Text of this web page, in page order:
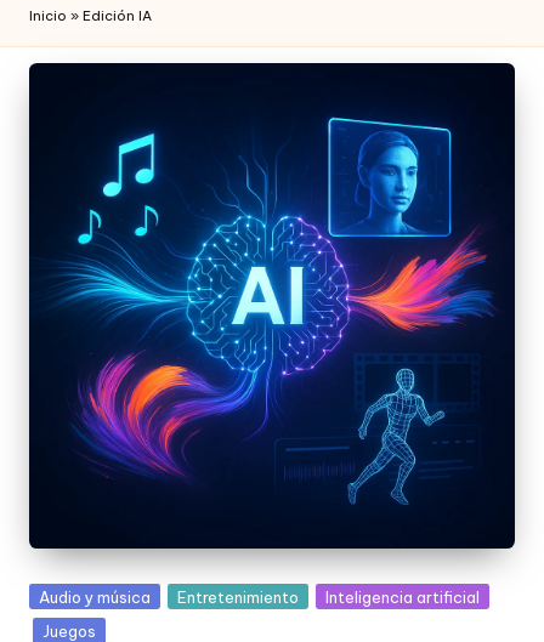
Inicio » Edición IA
Posted
in
Audio y música Entretenimiento
Inteligencia artificial
Juegos